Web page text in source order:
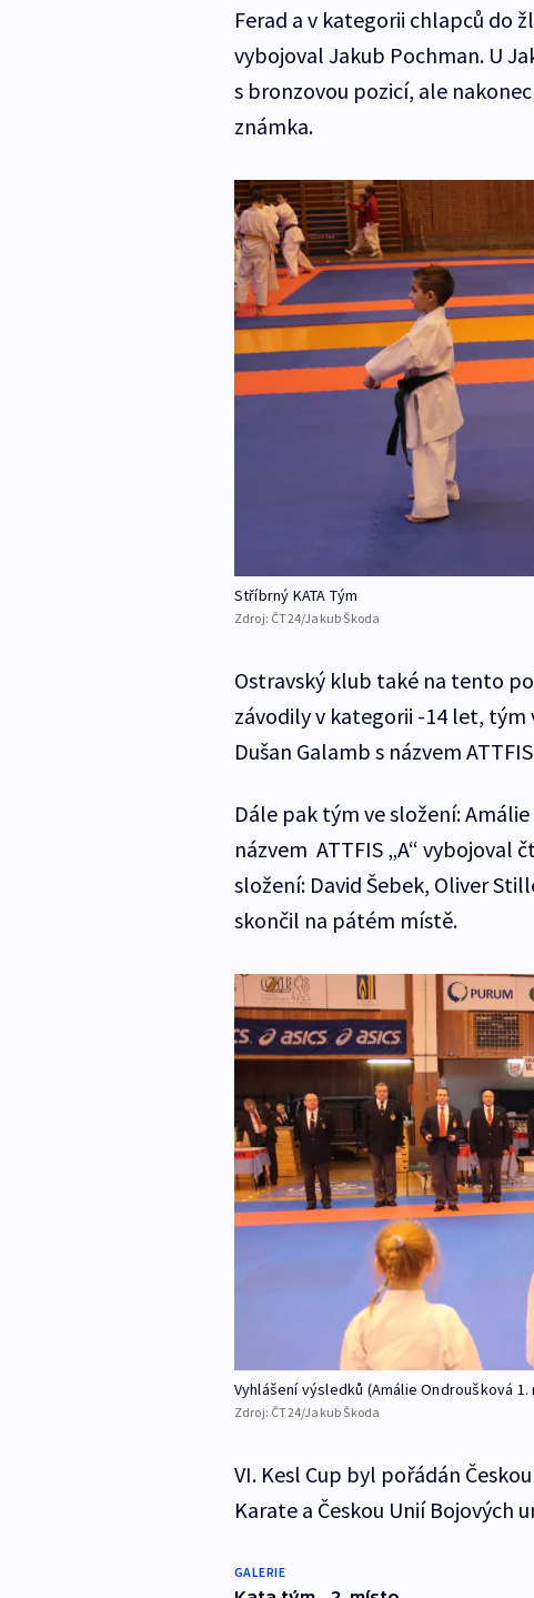
Ferad a v kategorii chlapců do
vybojoval Jakub Pochman. U
s bronzovou pozicí, ale
známka.
Stříbrný KATA Tým
Zdroj: ČT24/Jakub Škoda
Ostravský klub také na tento
závodily v kategorii -14 let, tým
Dušan Galamb s názvem
Dále pak tým ve složení:
názvem ATTFIS „A“ vybojoval
složení: David Šebek, Oliver
skončil na pátém místě.
Vyhlášení výsledků (Amálie Ondroušková 1.
Zdroj: ČT24/Jakub Škoda
VI. Kesl Cup byl pořádán
Karate a Českou Unií Bojových
GALERIE